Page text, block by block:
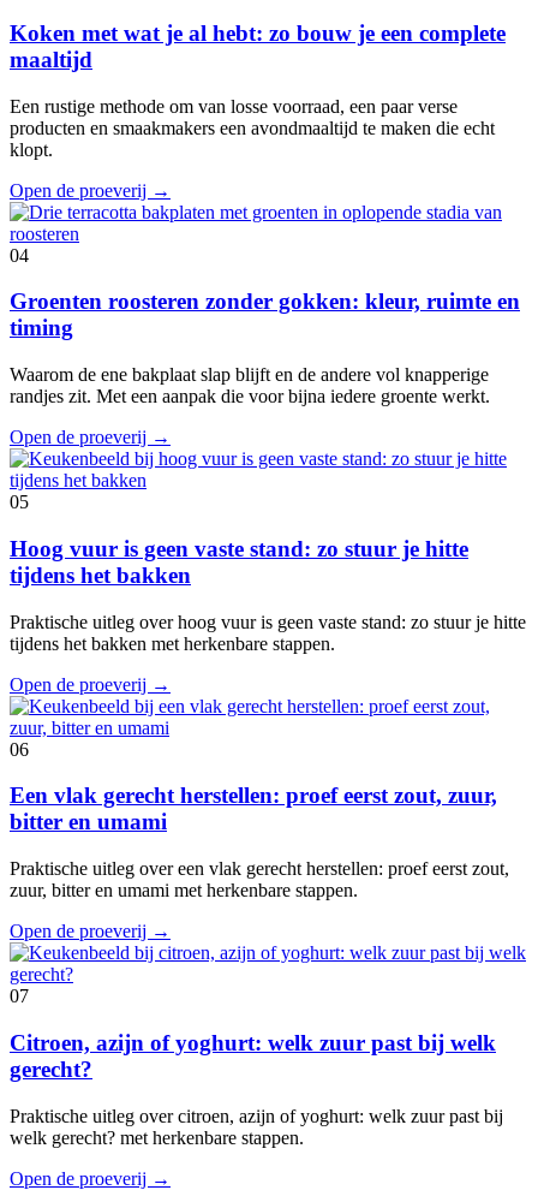
Koken met wat je al hebt: zo bouw je een complete
maaltijd
Een rustige methode om van losse voorraad, een paar verse
producten en smaakmakers een avondmaaltijd te maken die echt
klopt.
Open de proeverij →
04
Groenten roosteren zonder gokken: kleur, ruimte en
timing
Waarom de ene bakplaat slap blijft en de andere vol knapperige
randjes zit. Met een aanpak die voor bijna iedere groente werkt.
Open de proeverij →
05
Hoog vuur is geen vaste stand: zo stuur je hitte
tijdens het bakken
Praktische uitleg over hoog vuur is geen vaste stand: zo stuur je hitte
tijdens het bakken met herkenbare stappen.
Open de proeverij →
06
Een vlak gerecht herstellen: proef eerst zout, zuur,
bitter en umami
Praktische uitleg over een vlak gerecht herstellen: proef eerst zout,
zuur, bitter en umami met herkenbare stappen.
Open de proeverij →
07
Citroen, azijn of yoghurt: welk zuur past bij welk
gerecht?
Praktische uitleg over citroen, azijn of yoghurt: welk zuur past bij
welk gerecht? met herkenbare stappen.
Open de proeverij →